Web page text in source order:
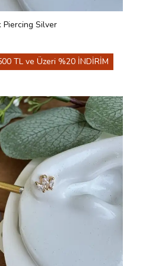
Piercing Silver
TL ve Üzeri %20 İNDİRİM